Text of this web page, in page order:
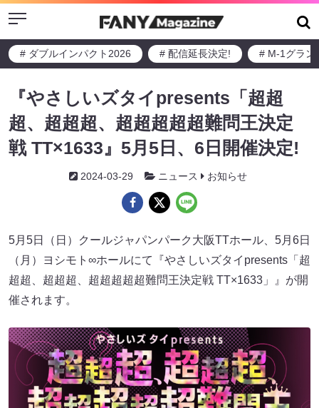
Menu
# ダブルインパクト2026 # 配信延長決定! # M-1グラン
『やさしいズタイpresents「超超
超、超超超、超超超超超難問王決定
戦 TT×1633』5月5日、6日開催決定!
2024-03-29 ニュース お知らせ
5月5日（日）クールジャパンパーク大阪TTホール、5月6日
（月）ヨシモト∞ホールにて『やさしいズタイpresents「超
超超、超超超、超超超超超難問王決定戦 TT×1633」』が開
催されます。